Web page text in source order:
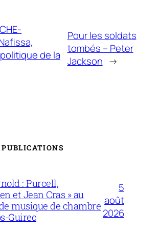
de la
Pour les soldats
tombés – Peter
Jackson →
: Purcell,
et Jean Cras » au
musique de chambre
Guirec
5
août
2026